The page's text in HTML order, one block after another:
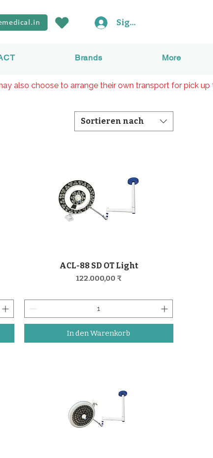
Brands More
Sign In
Sortieren nach
Schnellansicht
ACL-88 SD OT Light
Preis
122.000,00 ₹
In den Warenkorb
also choose to arrange their own transport for pick up